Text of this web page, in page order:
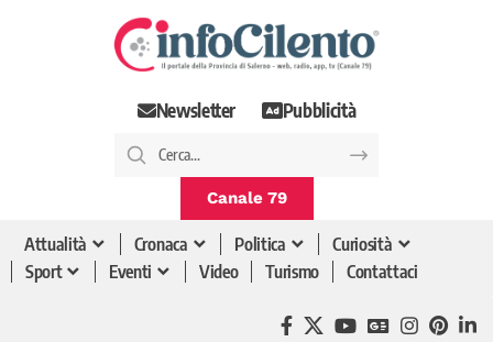
Newsletter Pubblicità
Canale 79
Attualità Cronaca Politica
Curiosità
Sport
Eventi Video Turismo Contattaci